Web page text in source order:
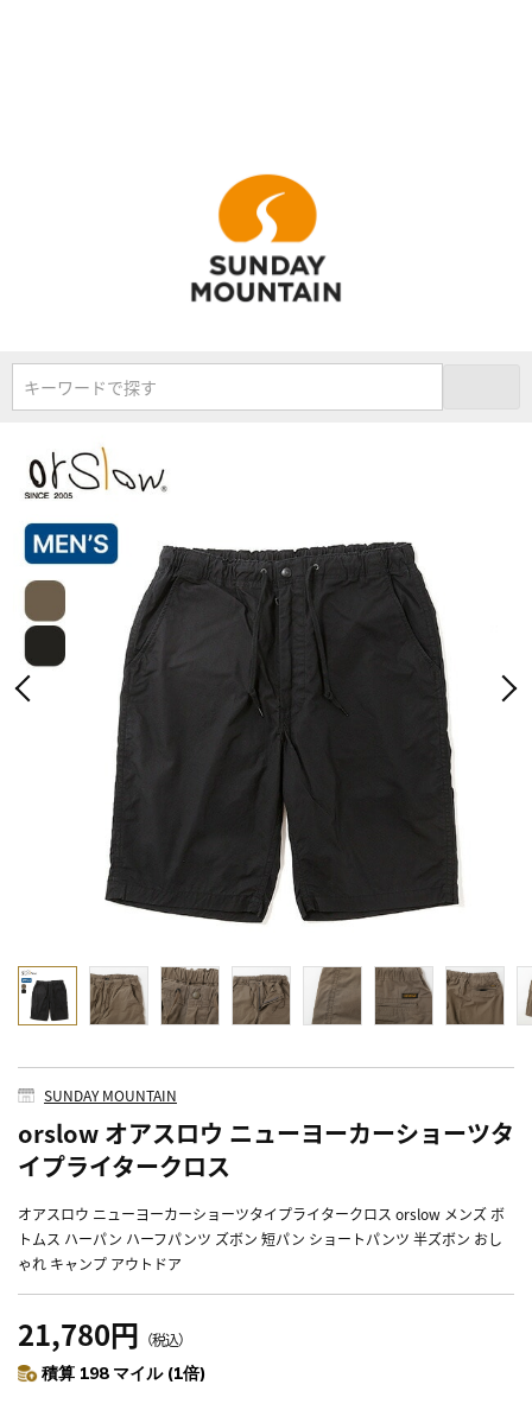
キーワードで探す
SUNDAY MOUNTAIN
orslow オアスロウ ニューヨーカーショーツタ
イプライタークロス
オアスロウ ニューヨーカーショーツタイプライタークロス orslow メンズ ボ
トムス ハーパン ハーフパンツ ズボン 短パン ショートパンツ 半ズボン おし
ゃれ キャンプ アウトドア
21,780円 （税込）
積算 198 マイル (1倍)